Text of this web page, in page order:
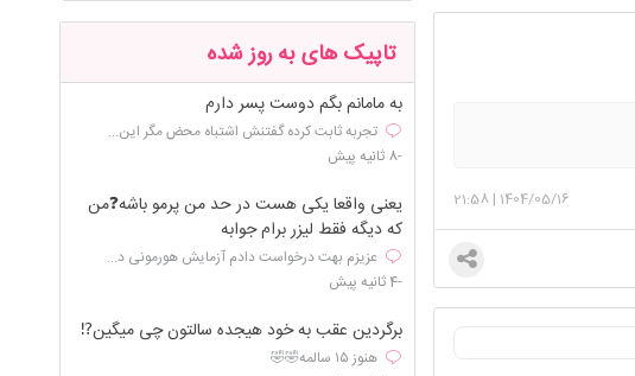
1404/05/16
|
21:58
تاپیک های به روز شده
به مامانم بگم دوست پسر دارم
تجربه ثابت کرده گفتنش اشتباه محض مگر این...
-8 ثانیه پیش
یعنی واقعا یکی هست در حد من پرمو باشه❓من
که دیگه فقط لیزر برام جوابه
عزیزم بهت درخواست دادم آزمایش هورمونی د...
-4 ثانیه پیش
برگردین عقب به خود هیجده سالتون چی میگین⁉️
هنوز ۱۵ سالمه🤣🤣